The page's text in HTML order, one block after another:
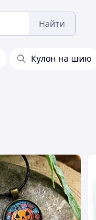
Найти
Кулон на шию